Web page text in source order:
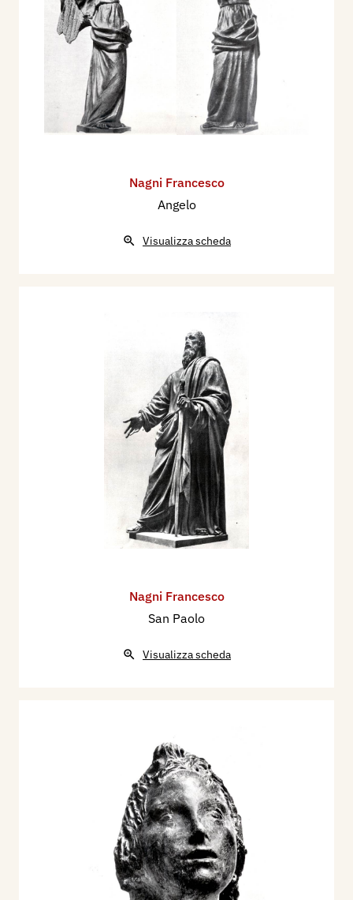
Nagni Francesco
Angelo
Visualizza scheda
Nagni Francesco
San Paolo
Visualizza scheda